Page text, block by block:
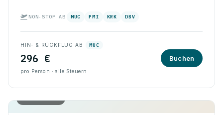
NON-STOP AB MUC PMI KRK DBV
HIN- & RÜCKFLUG AB MUC
296 €
pro Person · alle Steuern
Buchen